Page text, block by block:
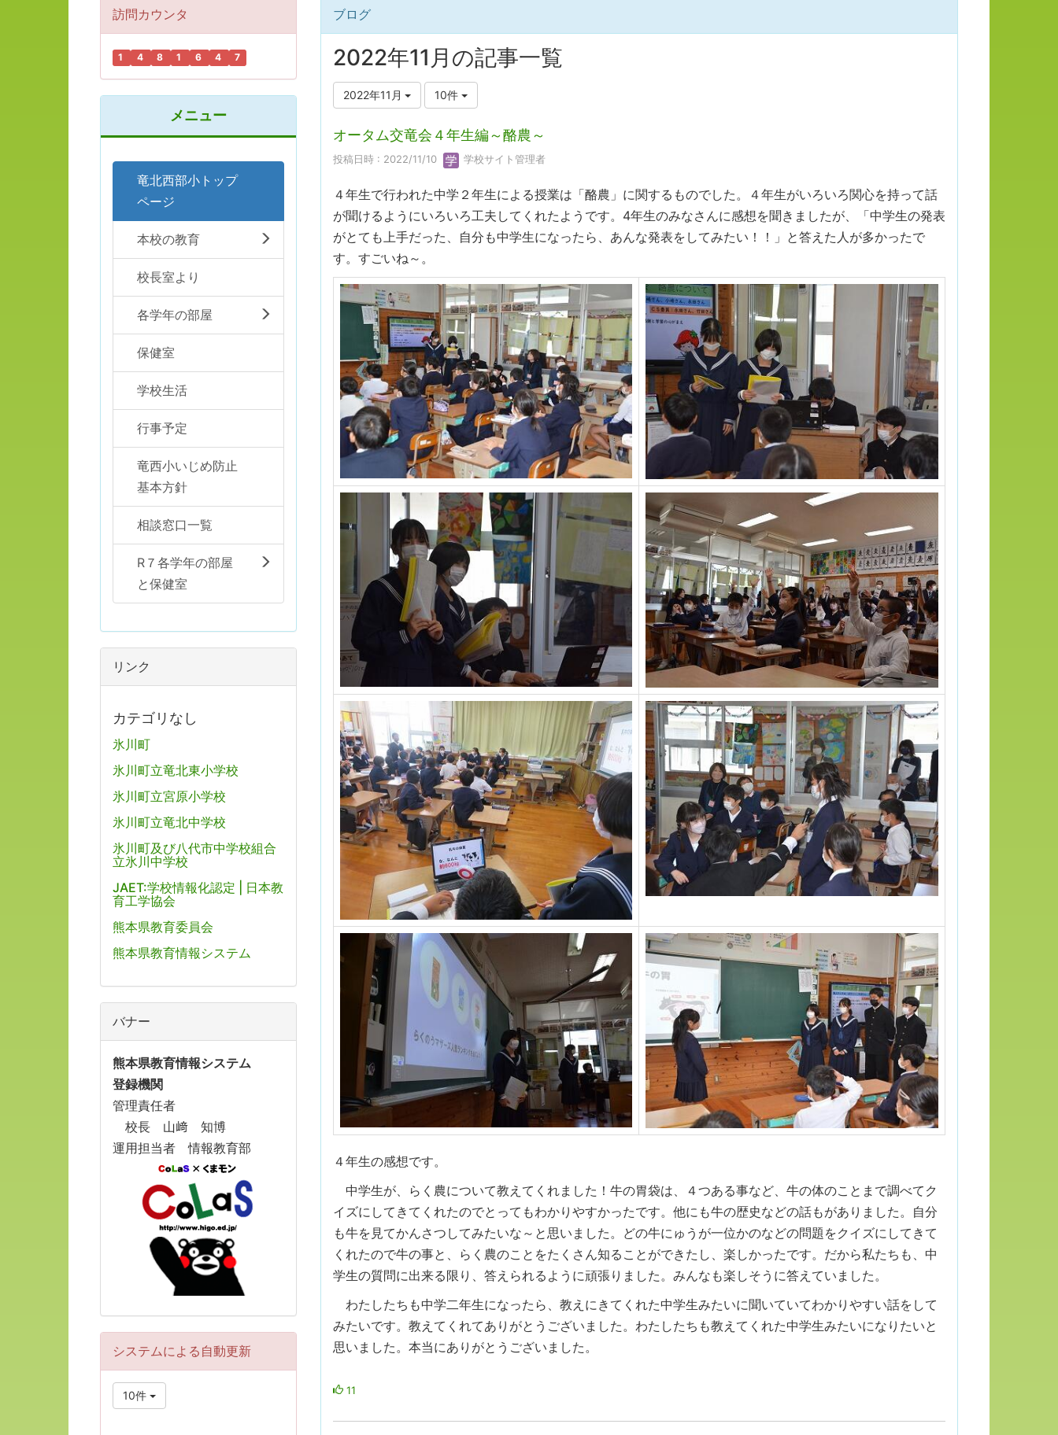
ブログ
2022年11月の記事一覧
2022年11月 10件
オータム交竜会４年生編～酪農～
投稿日時 : 2022/11/10 学校サイト管理者
４年生で行われた中学２年生による授業は「酪農」に関するものでした。４年生がいろいろ関心を持って話
が聞けるようにいろいろ工夫してくれたようです。4年生のみなさんに感想を聞きましたが、「中学生の発表
がとても上手だった、自分も中学生になったら、あんな発表をしてみたい！！」と答えた人が多かったで
す。すごいね～。
４年生の感想です。
中学生が、らく農について教えてくれました！牛の胃袋は、４つある事など、牛の体のことまで調べてク
イズにしてきてくれたのでとってもわかりやすかったです。他にも牛の歴史などの話もがありました。自分
も牛を見てかんさつしてみたいな～と思いました。どの牛にゅうが一位かのなどの問題をクイズにしてきて
くれたので牛の事と、らく農のことをたくさん知ることができたし、楽しかったです。だから私たちも、中
学生の質問に出来る限り、答えられるように頑張りました。みんなも楽しそうに答えていました。
わたしたちも中学二年生になったら、教えにきてくれた中学生みたいに聞いていてわかりやすい話をして
みたいです。教えてくれてありがとうございました。わたしたちも教えてくれた中学生みたいになりたいと
思いました。本当にありがとうございました。
11
訪問カウンタ
1 4 8 1 6 4 7
メニュー
竜北西部小トップ
ページ
本校の教育
校長室より
各学年の部屋
保健室
学校生活
行事予定
竜西小いじめ防止
基本方針
相談窓口一覧
R７各学年の部屋
と保健室
リンク
カテゴリなし
氷川町
氷川町立竜北東小学校
氷川町立宮原小学校
氷川町立竜北中学校
氷川町及び八代市中学校組合
立氷川中学校
JAET:学校情報化認定 | 日本教
育工学協会
熊本県教育委員会
熊本県教育情報システム
バナー
熊本県教育情報システム
登録機関
管理責任者
校長 山﨑 知博
運用担当者 情報教育部
システムによる自動更新
10件